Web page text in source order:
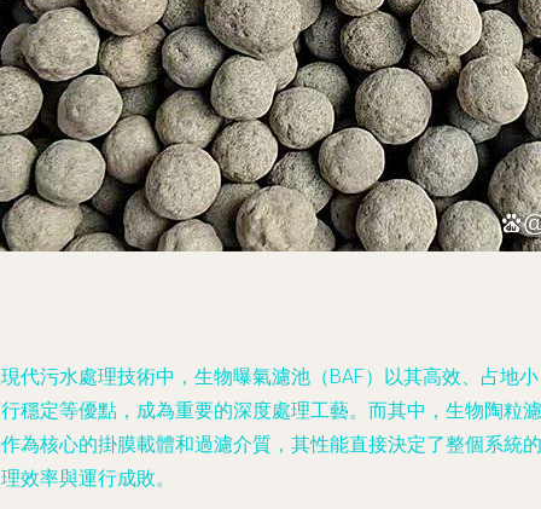
代污水處理技術中，生物曝氣濾池（BAF）以其高效、占地
穩定等優點，成為重要的深度處理工藝。而其中，生物陶粒濾
為核心的掛膜載體和過濾介質，其性能直接決定了整個系統的
效率與運行成敗。